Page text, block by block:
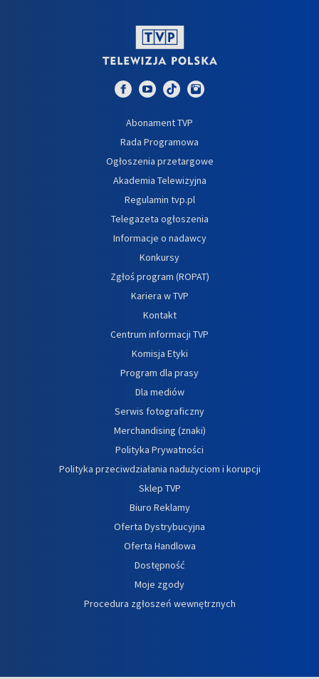
Abonament TVP
Rada Programowa
Ogłoszenia przetargowe
Akademia Telewizyjna
Regulamin tvp.pl
Telegazeta ogłoszenia
Informacje o nadawcy
Konkursy
Zgłoś program (ROPAT)
Kariera w TVP
Kontakt
Centrum informacji TVP
Komisja Etyki
Program dla prasy
Dla mediów
Serwis fotograficzny
Merchandising (znaki)
Polityka Prywatności
Polityka przeciwdziałania nadużyciom i korupcji
Sklep TVP
Biuro Reklamy
Oferta Dystrybucyjna
Oferta Handlowa
Dostępność
Moje zgody
Procedura zgłoszeń wewnętrznych